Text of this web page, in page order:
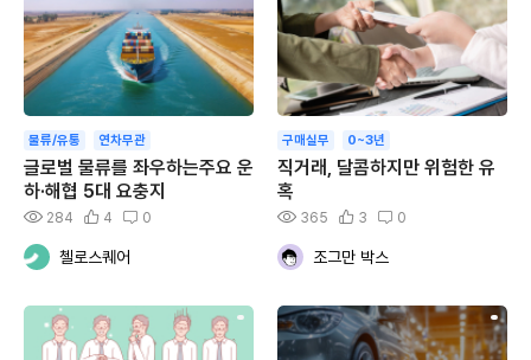
물류/유통 연차무관
글로벌 물류를 좌우하는주요 운
하·해협 5대 요충지
284 4 0
첼로스퀘어
구매실무 0~3년
직거래, 달콤하지만 위험한 유
혹
365 3 0
조그만 박스